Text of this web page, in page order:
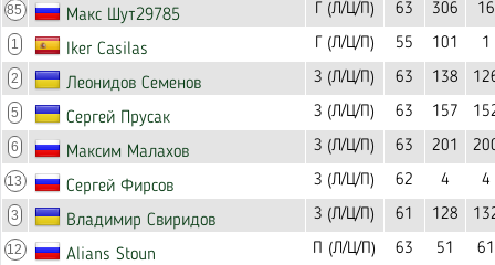
85 Макс Шут29785 Г (Л/Ц/П) 63 306 16
1 Iker Casilas Г (Л/Ц/П) 55 101 1
2 Леонидов Семенов З (Л/Ц/П) 63 138
5 Сергей Прусак З (Л/Ц/П) 63 157
6 Максим Малахов З (Л/Ц/П) 63 201
13 Сергей Фирсов З (Л/Ц/П) 62 4 4
3 Владимир Свиридов З (Л/Ц/П) 61 128
12 Alians Stoun П (Л/Ц/П) 63 51 61